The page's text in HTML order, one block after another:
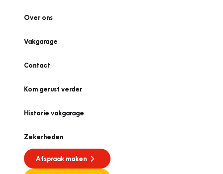
Over ons
Vakgarage
Contact
Kom gerust verder
Historie vakgarage
Zekerheden
Afspraak maken